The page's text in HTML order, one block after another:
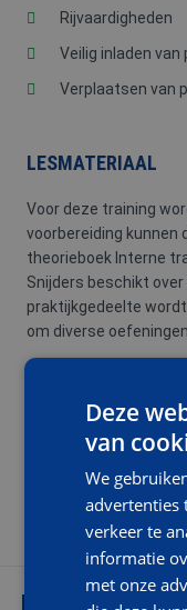
Rijvaardigheden
Veilig inladen van
Verplaatsen van
LESMATERIAAL
Voor deze training
voorbereiding kunnen
theorieboek Interne
Snijders beschikt
praktijkgedeelte
om diverse
De training betreft 1
inbegrepen. In
training maximaal 6
Deze
van
We
advertenties
verkeer te
informatie
met onze